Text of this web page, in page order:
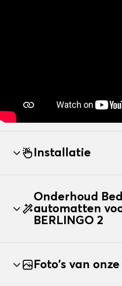
Installatie
Onderhoud
automatten
BERLINGO 2
Foto's van